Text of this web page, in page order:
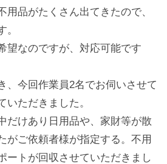
用品がたくさん出てきたので、
。
望なのですが、対応可能です
、今回作業員2名でお伺いさせて
いただきました。
だけあり日用品や、家財等が散
がご依頼者様が指定する。不用
ートが回収させていただきまし